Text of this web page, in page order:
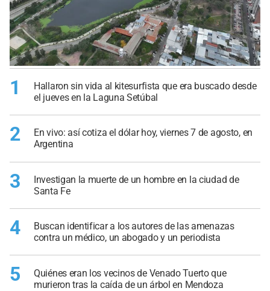
1
Hallaron sin vida al kitesurfista que era buscado desde
el jueves en la Laguna Setúbal
2
En vivo: así cotiza el dólar hoy, viernes 7 de agosto, en
Argentina
3
Investigan la muerte de un hombre en la ciudad de
Santa Fe
4
Buscan identificar a los autores de las amenazas
contra un médico, un abogado y un periodista
5
Quiénes eran los vecinos de Venado Tuerto que
murieron tras la caída de un árbol en Mendoza